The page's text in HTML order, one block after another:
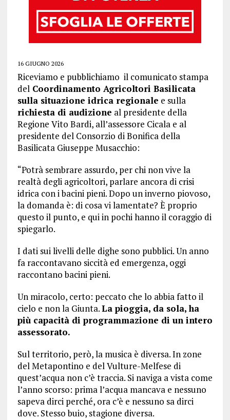
16 GIUGNO 2026
Riceviamo e pubblichiamo il comunicato stampa
delCoordinamento Agricoltori Basilicata
sulla situazione idrica regionale e sulla
richiesta di audizione al presidente della
Regione Vito Bardi, all’assessore Cicala e al
presidente del Consorzio di Bonifica della
Basilicata Giuseppe Musacchio:
“Potrà sembrare assurdo, per chi non vive la
realtà degli agricoltori, parlare ancora di crisi
idrica con i bacini pieni. Dopo un inverno piovoso,
la domanda è: di cosa vi lamentate? È proprio
questo il punto, e qui in pochi hanno il coraggio di
spiegarlo.
I dati sui livelli delle dighe sono pubblici. Un anno
fa raccontavano siccità ed emergenza, oggi
raccontano bacini pieni.
Un miracolo, certo: peccato che lo abbia fatto il
cielo e non la Giunta.La pioggia, da sola, ha
più capacità di programmazione di un intero
assessorato.
Sul territorio, però, la musica è diversa. In zone
del Metapontino e del Vulture-Melfese di
quest’acqua non c’è traccia. Si naviga a vista come
l’anno scorso: prima l’acqua mancava e nessuno
sapeva dirci perché, ora c’è e nessuno sa dirci
dove. Stesso buio, stagione diversa.